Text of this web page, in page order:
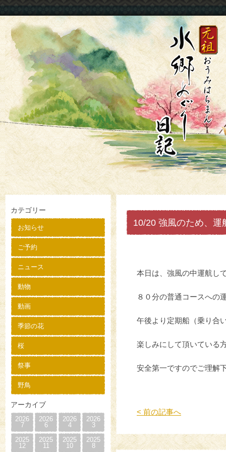
カテゴリー
お知らせ
ご予約
ニュース
動物
動画
季節の花
桜
祭事
野鳥
アーカイブ
2026
7
2026
6
2026
4
2026
3
2025
12
2025
11
2025
10
2025
8
10/20 強風のため、運
本日は、強風の中運航し
８０分の普通コースへの
午後より定期船（乗り合
楽しみにして頂いている
安全第一ですのでご理解
< 前の記事へ